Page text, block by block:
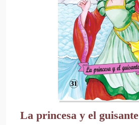
La princesa y el guisante